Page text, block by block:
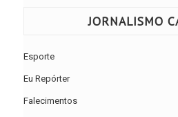
JORNALISMO
Esporte
Eu Repórter
Falecimentos